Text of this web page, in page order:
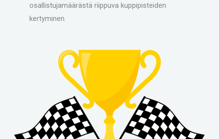
osallistujamäärästä riippuva kuppipisteiden
kertyminen.